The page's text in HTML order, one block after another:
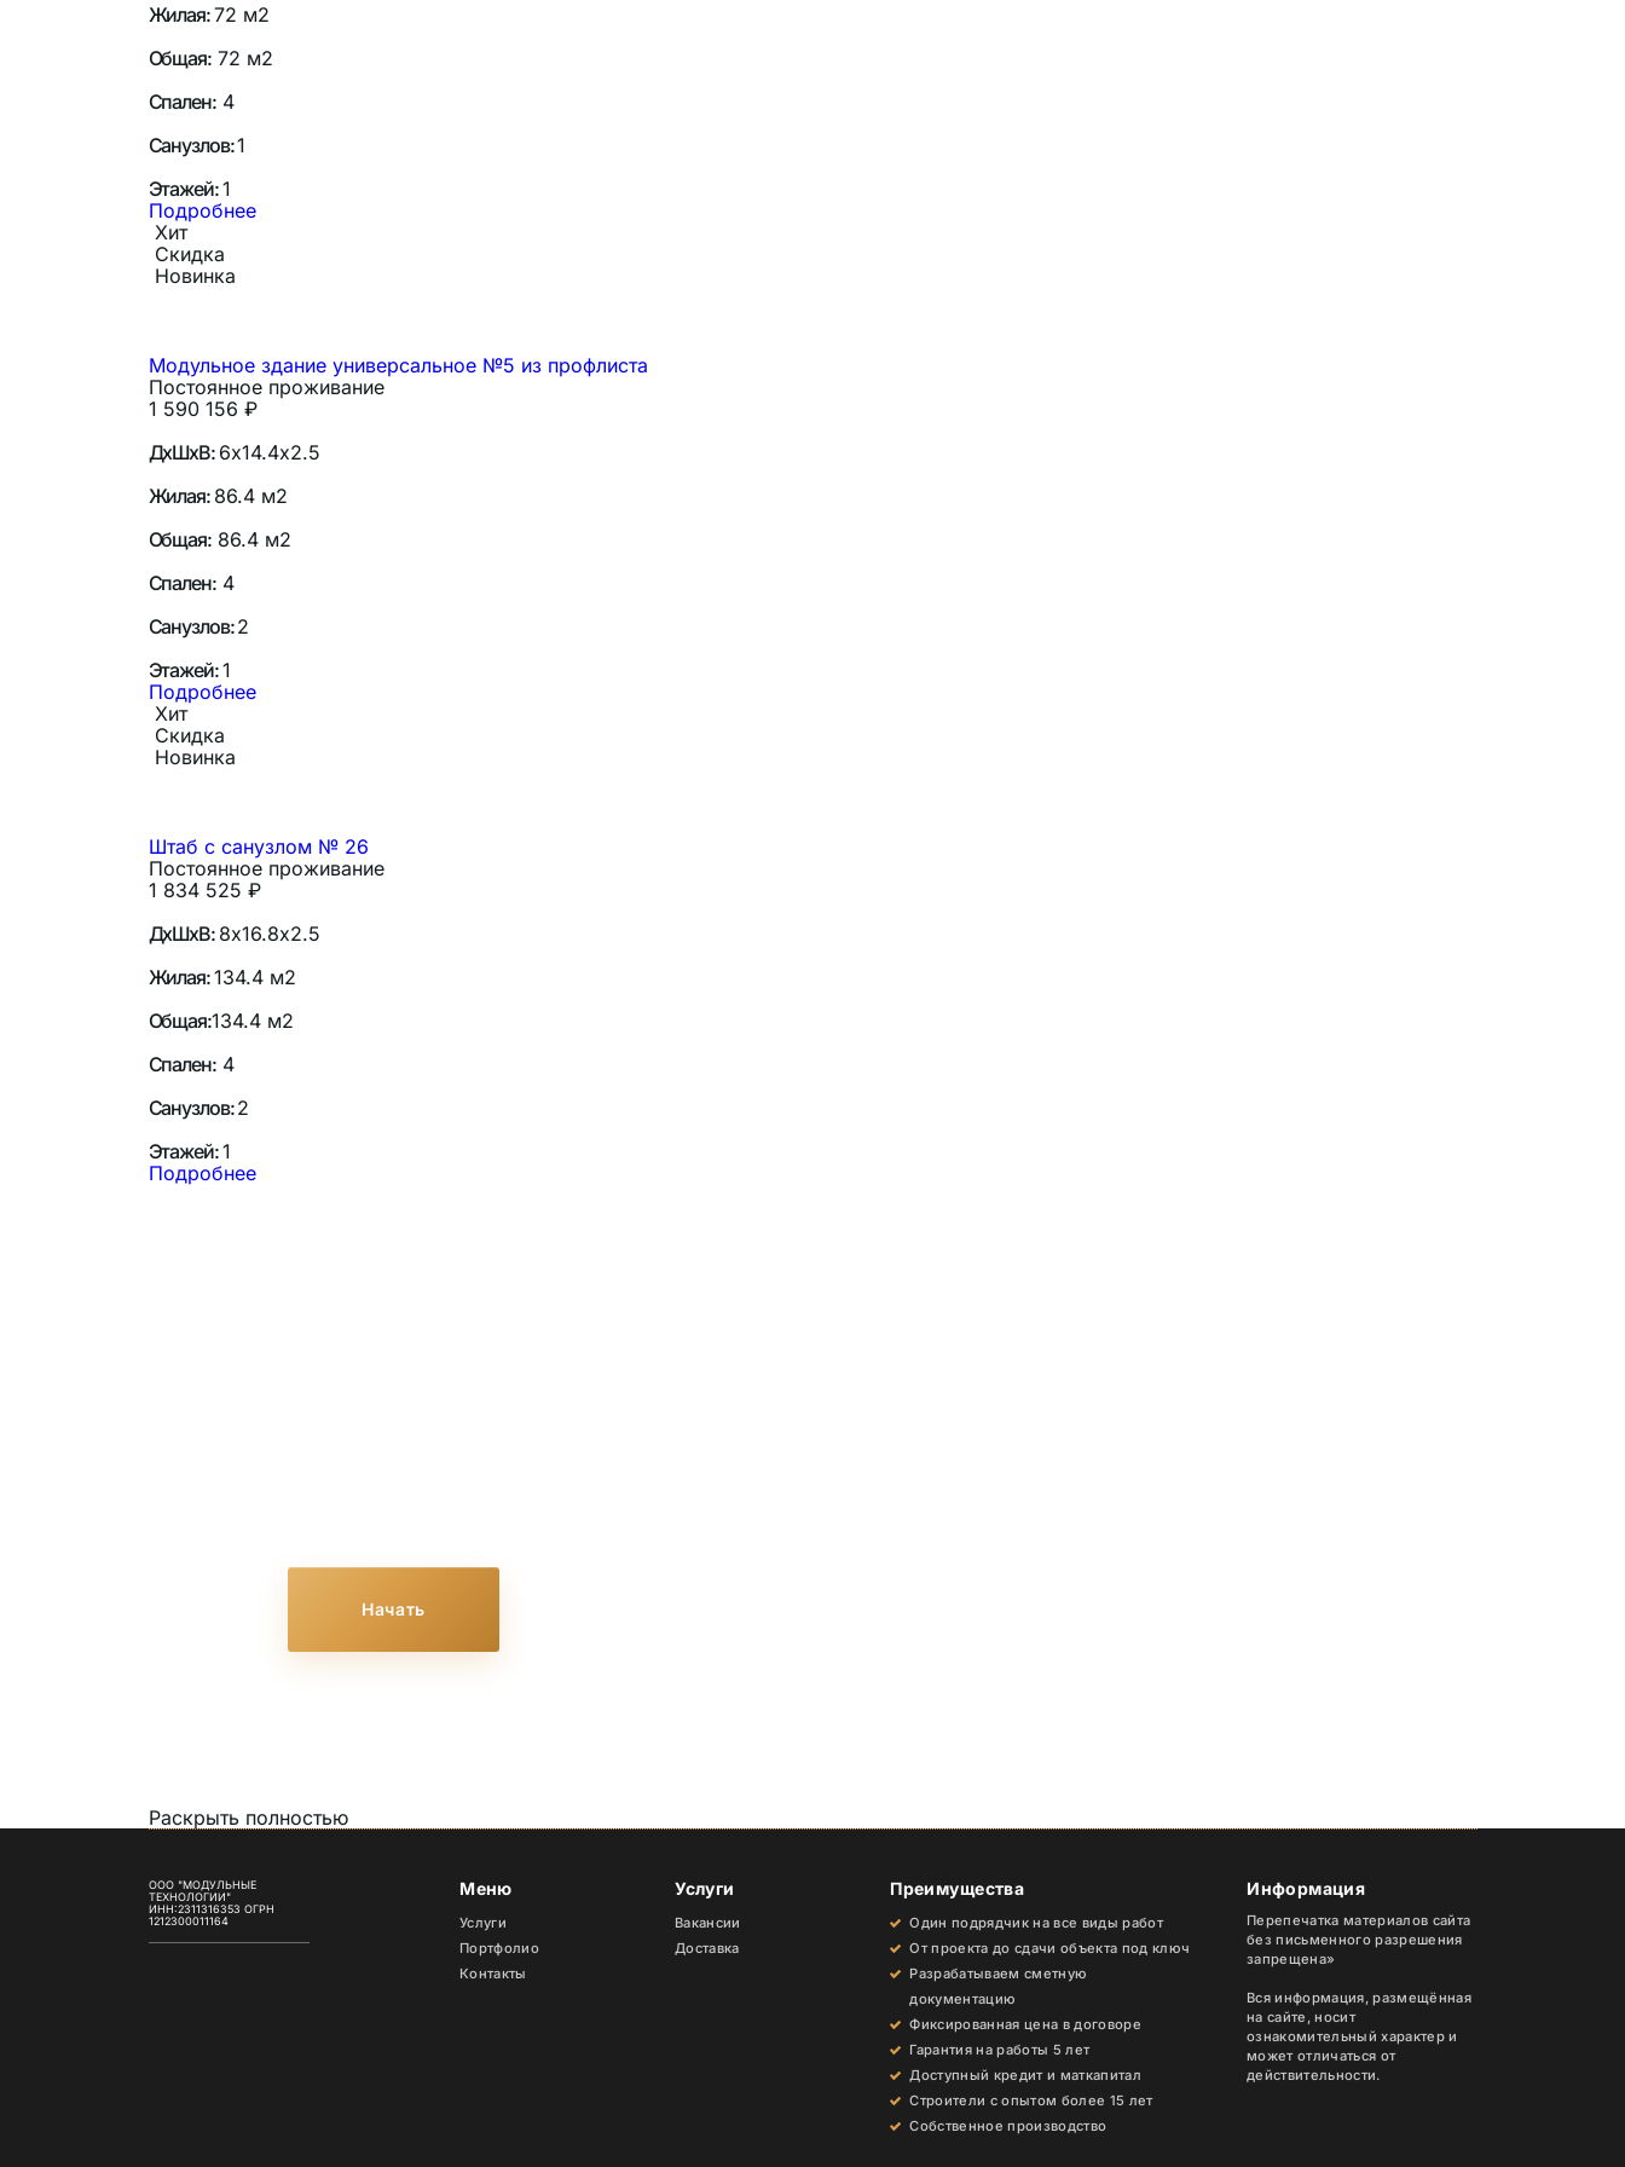
Жилая:72 м2
Общая:72 м2
Спален:4
Санузлов:1
Этажей:1
Подробнее
Хит
Скидка
Новинка
Модульное здание универсальное №5 из профлиста
Постоянное проживание
1 590 156 ₽
ДхШхВ: 6х14.4х2.5
Жилая: 86.4 м2
Общая:86.4 м2
Спален:4
Санузлов:2
Этажей:1
Подробнее
Хит
Скидка
Новинка
Штаб с санузлом № 26
Постоянное проживание
1 834 525 ₽
ДхШхВ: 8х16.8х2.5
Жилая:134.4 м2
Общая:134.4 м2
Спален:4
Санузлов:2
Этажей:1
Подробнее
Начать
Раскрыть полностью
ООО "МОДУЛЬНЫЕ
ТЕХНОЛОГИИ"
ИНН:2311316353 ОГРН
1212300011164
Меню
Услуги
Портфолио
Контакты
Услуги
Вакансии
Доставка
Преимущества
Один подрядчик на все виды работ
От проекта до сдачи объекта под ключ
Разрабатываем сметную
документацию
Фиксированная цена в договоре
Гарантия на работы 5 лет
Доступный кредит и маткапитал
Строители с опытом более 15 лет
Собственное производство
Информация
Перепечатка материалов сайта
без письменного разрешения
запрещена»
Вся информация, размещённая
на сайте, носит
ознакомительный характер и
может отличаться от
действительности.